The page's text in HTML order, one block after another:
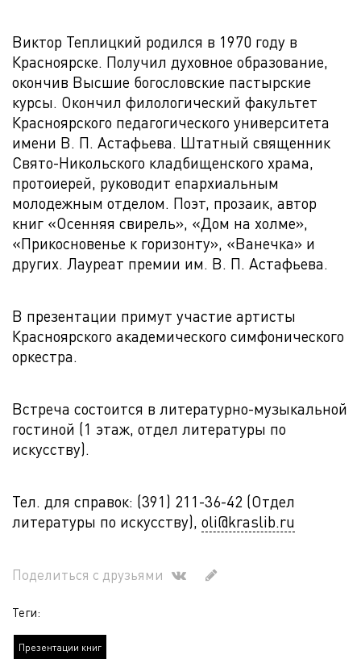
Виктор Теплицкий родился в 1970 году в
Красноярске. Получил духовное образование,
окончив Высшие богословские пастырские
курсы. Окончил филологический факультет
Красноярского педагогического университета
имени В. П. Астафьева. Штатный священник
Свято-Никольского кладбищенского храма,
протоиерей, руководит епархиальным
молодежным отделом. Поэт, прозаик, автор
книг «Осенняя свирель», «Дом на холме»,
«Прикосновенье к горизонту», «Ванечка» и
других. Лауреат премии им. В. П. Астафьева.
В презентации примут участие артисты
Красноярского академического симфонического
оркестра.
Встреча состоится в литературно-музыкальной
гостиной (1 этаж, отдел литературы по
искусству).
Тел. для справок: (391) 211-36-42 (Отдел
литературы по искусству), oli@kraslib.ru
Поделиться с друзьями
Теги:
Презентации книг